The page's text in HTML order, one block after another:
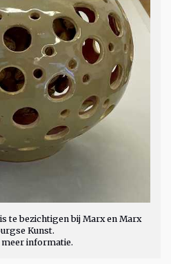
te bezichtigen bij Marx en Marx
Kunst.
informatie.